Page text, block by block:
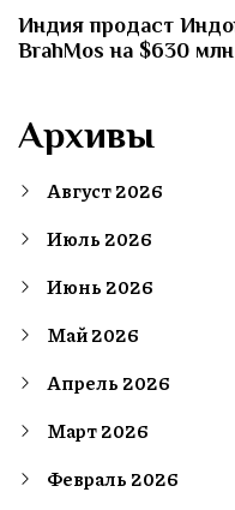
Индия продаст
BrahMos на $630 млн
Архивы
Август 2026
Июль 2026
Июнь 2026
Май 2026
Апрель 2026
Март 2026
Февраль 2026